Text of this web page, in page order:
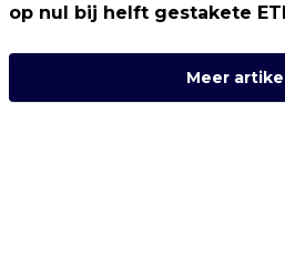
op nul bij helft gestakete
Meer